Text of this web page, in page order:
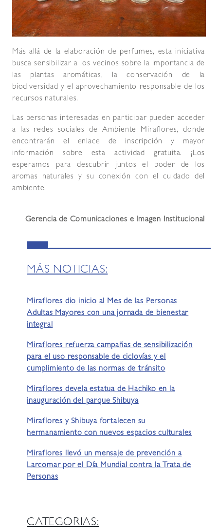
Más allá de la elaboración de perfumes, esta iniciativa
busca sensibilizar a los vecinos sobre la importancia de
las plantas aromáticas, la conservación de la
biodiversidad y el aprovechamiento responsable de los
recursos naturales.
Las personas interesadas en participar pueden acceder
a las redes sociales de Ambiente Miraflores, donde
encontrarán el enlace de inscripción y mayor
información sobre esta actividad gratuita. ¡Los
esperamos para descubrir juntos el poder de los
aromas naturales y su conexión con el cuidado del
ambiente!
Gerencia de Comunicaciones e Imagen Institucional
MÁS NOTICIAS:
Miraflores dio inicio al Mes de las Personas
Adultas Mayores con una jornada de bienestar
integral
Miraflores refuerza campañas de sensibilización
para el uso responsable de ciclovías y el
cumplimiento de las normas de tránsito
Miraflores devela estatua de Hachiko en la
inauguración del parque Shibuya
Miraflores y Shibuya fortalecen su
hermanamiento con nuevos espacios culturales
Miraflores llevó un mensaje de prevención a
Larcomar por el Día Mundial contra la Trata de
Personas
CATEGORIAS: